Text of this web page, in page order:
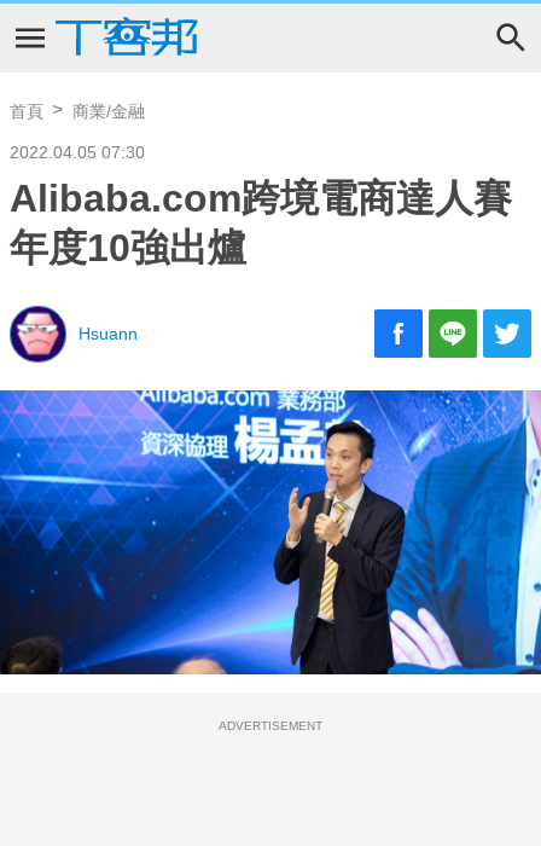
首頁 商業/金融
2022.04.05 07:30
Alibaba.com跨境電商達人賽
年度10強出爐
Hsuann
ADVERTISEMENT